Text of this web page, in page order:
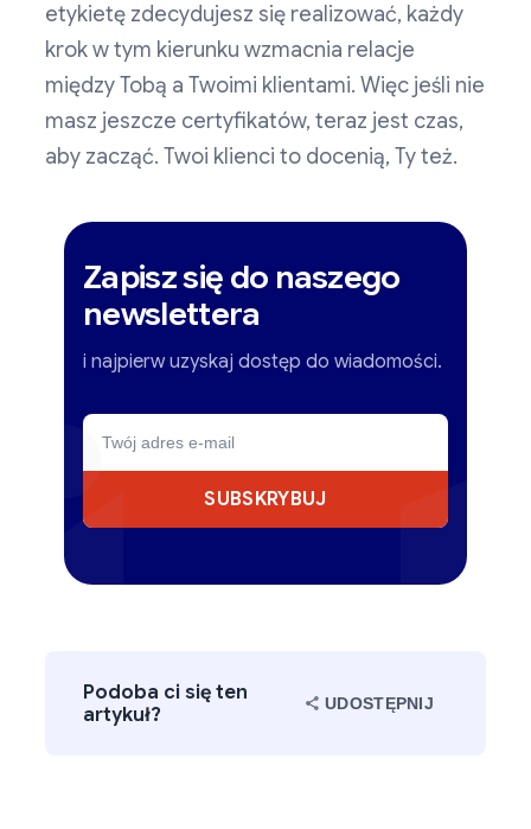
etykietę zdecydujesz się realizować, każdy
krok w tym kierunku wzmacnia relacje
między Tobą a Twoimi klientami. Więc jeśli nie
masz jeszcze certyfikatów, teraz jest czas,
aby zacząć. Twoi klienci to docenią, Ty też.
Zapisz się do naszego
newslettera
i najpierw uzyskaj dostęp do wiadomości.
SUBSKRYBUJ
Podoba ci się ten
artykuł?
UDOSTĘPNIJ